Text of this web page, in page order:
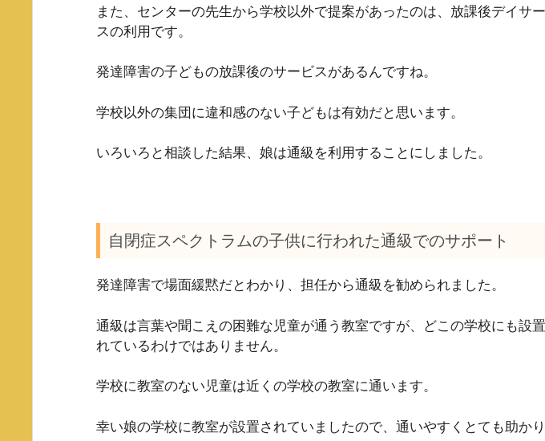
また、センターの先生から学校以外で提案があったのは、放課後デイサ
スの利用です。
発達障害の子どもの放課後のサービスがあるんですね。
学校以外の集団に違和感のない子どもは有効だと思います。
いろいろと相談した結果、娘は通級を利用することにしました。
自閉症スペクトラムの子供に行われた通級でのサポート
発達障害で場面緩黙だとわかり、担任から通級を勧められました。
通級は言葉や聞こえの困難な児童が通う教室ですが、どこの学校にも設
れているわけではありません。
学校に教室のない児童は近くの学校の教室に通います。
幸い娘の学校に教室が設置されていましたので、通いやすくとても助か